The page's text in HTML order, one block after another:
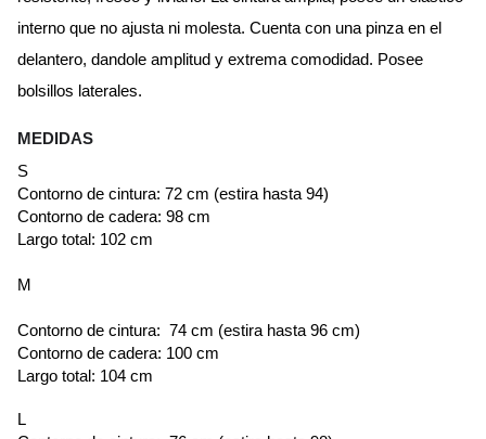
interno que no ajusta ni molesta. Cuenta con una pinza en el
delantero, dandole amplitud y extrema comodidad. Posee
bolsillos laterales.
MEDIDAS
S
Contorno de cintura: 72 cm (estira hasta 94)
Contorno de cadera: 98 cm
Largo total: 102 cm
M
Contorno de cintura:  74 cm (estira hasta 96 cm)
Contorno de cadera: 100 cm
Largo total: 104 cm
L